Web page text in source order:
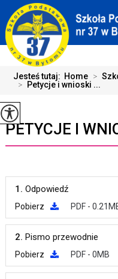
Jesteś tutaj: Home >
>
Petycje i wnioski ...
PETYCJE I
1. Odpowiedź
Pobierz PDF -
2. Pismo przewodnie
Pobierz PDF - 0MB